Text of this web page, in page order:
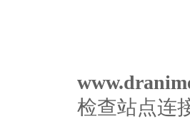
检查站点连